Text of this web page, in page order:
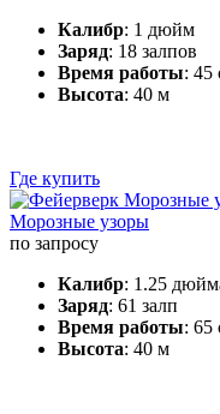
Калибр: 1 дюйм
Заряд: 18 залпов
Время работы: 45
Высота: 40 м
Где купить
Морозные узоры
по запросу
Калибр: 1.25
Заряд: 61 залп
Время работы: 65
Высота: 40 м